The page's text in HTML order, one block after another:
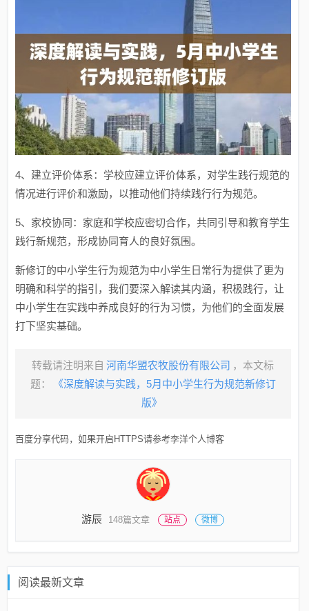
4、建立评价体系：学校应建立评价体系，对学生践行规范的
情况进行评价和激励，以推动他们持续践行行为规范。
5、家校协同：家庭和学校应密切合作，共同引导和教育学生
践行新规范，形成协同育人的良好氛围。
新修订的中小学生行为规范为中小学生日常行为提供了更为
明确和科学的指引，我们要深入解读其内涵，积极践行，让
中小学生在实践中养成良好的行为习惯，为他们的全面发展
打下坚实基础。
转载请注明来自 河南华盟农牧股份有限公司 ，本文标
题：
《深度解读与实践，5月中小学生行为规范新修订
版》
百度分享代码，如果开启HTTPS请参考李洋个人博客
游辰 148篇文章 站点 微博
阅读最新文章